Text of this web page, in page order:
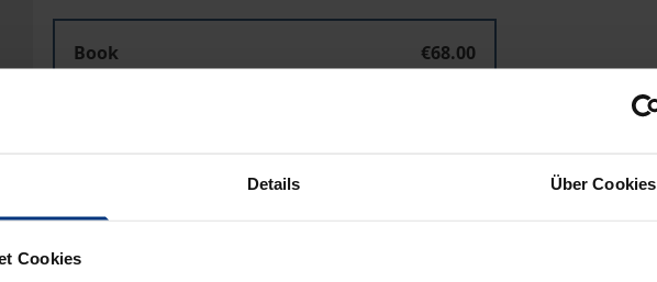
Details Über Cookies
Cookies
Book
€68.00
Add to Cart
Delivery cost notice